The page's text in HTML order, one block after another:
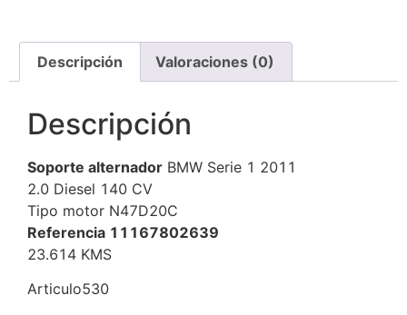
Descripción Valoraciones (0)
Descripción
Soporte alternador BMW Serie 1 2011
2.0 Diesel 140 CV
Tipo motor N47D20C
Referencia 11167802639
23.614 KMS
Articulo530